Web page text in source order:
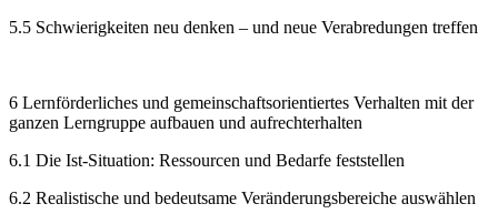
5.5 Schwierigkeiten neu denken – und neue Verabredungen treffen
6 Lernförderliches und gemeinschaftsorientiertes Verhalten mit der
ganzen Lerngruppe aufbauen und aufrechterhalten
6.1 Die Ist-Situation: Ressourcen und Bedarfe feststellen
6.2 Realistische und bedeutsame Veränderungsbereiche auswählen